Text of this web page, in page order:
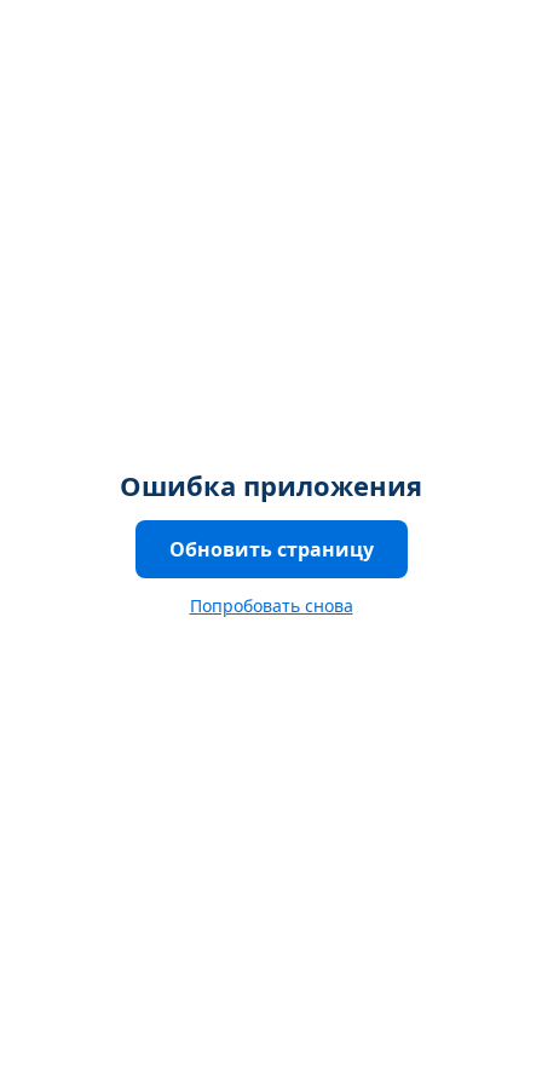
Ошибка приложения
Обновить страницу
Попробовать снова